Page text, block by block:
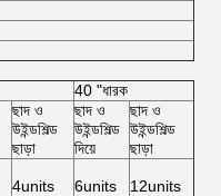
40 "ধারক
ছাদ ও
উইন্ডশিল্ড
ছাড়া
ছাদ ও
উইন্ডশিল্ড
দিয়ে
ছাদ ও
উইন্ডশিল্ড
ছাড়া
4units 6units 12units